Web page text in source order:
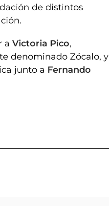
de distintos
a Victoria Pico,
denominado Zócalo, y
junto a Fernando